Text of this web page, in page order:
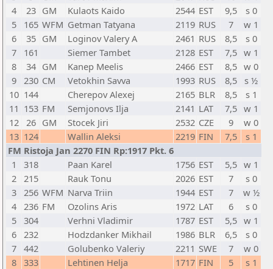
4
23 GM Kulaots Kaido 2544 EST 9,5
s 0
5
165 WFM Getman Tatyana 2119 RUS 7
w 1
6
35 GM Loginov Valery A 2461 RUS 8,5
s 0
7
161 Siemer Tambet 2128 EST 7,5 w 1
8
34 GM Kanep Meelis 2466 EST 8,5 w 0
9 230 CM Vetokhin Savva 1993 RUS 8,5
s ½
10 144 Cherepov Alexej 2165 BLR 8,5
s 1
11 153 FM Semjonovs Ilja 2141 LAT 7,5 w 1
12 26 GM Stocek Jiri 2532 CZE 9
w 0
13 124 Wallin Aleksi 2219 FIN 7,5
s 1
FM Ristoja Jan 2270 FIN Rp:1917 Pkt. 6
1
318 Paan Karel 1756 EST 5,5 w 1
2 215 Rauk Tonu 2026 EST 7
s 0
3 256 WFM Narva Triin 1944 EST 7
w ½
4 236 FM Ozolins Aris 1972 LAT 6
s 0
5 304 Verhni Vladimir 1787 EST 5,5 w 1
6 232 Hodzdanker Mikhail 1986 BLR 6,5
s 0
7 442 Golubenko Valeriy 2211 SWE 7
w 0
8 333 Lehtinen Helja 1717 FIN 5
s 1